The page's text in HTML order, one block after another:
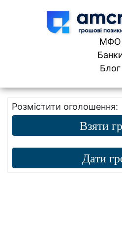
МФО
Блог
Розмістити оголошення:
Взяти
Дати